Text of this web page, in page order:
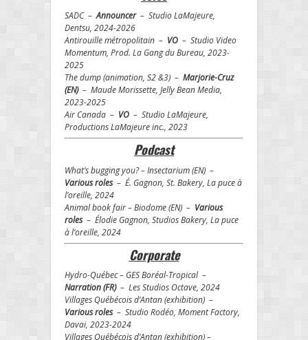
SADC –Announcer – Studio LaMajeure,
Dentsu, 2024-2026
Antirouille métropolitain – VO – Studio Video
Momentum, Prod. La Gang du Bureau, 2023-
2025
The dump (animation, S2 &3) – Marjorie-Cruz
(EN) – Maude Morissette, Jelly Bean Media,
2023-2025
Air Canada – VO – Studio LaMajeure,
Productions LaMajeure inc., 2023
Podcast
What’s bugging you? – Insectarium (EN) –
Various roles– É. Gagnon, St. Bakery, La puce à
l’oreille, 2024
Animal book fair – Biodome (EN) – Various
roles – Élodie Gagnon, Studios Bakery, La puce
à l’oreille, 2024
Corporate
Hydro-Québec – GES Boréal-Tropical –
Narration (FR) – Les Studios Octave, 2024
Villages Québécois d’Antan (exhibition) –
Various roles – Studio Rodéo, Moment Factory,
Davai, 2023-2024
Villages Québécois d’Antan (exhibition) –